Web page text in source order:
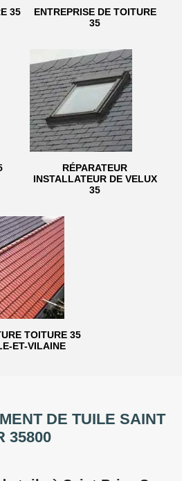
35
ENTREPRISE DE TOITURE
35
RÉPARATEUR
INSTALLATEUR DE VELUX
35
TOITURE 35
ET-VILAINE
DE TUILE SAINT
35800